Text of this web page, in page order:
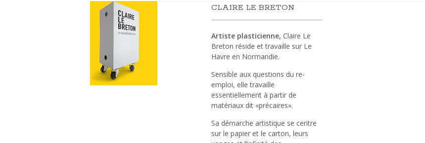
CLAIRE LE BRETON
Artiste plasticienne, Claire Le
Breton réside et travaille sur Le
Havre en Normandie.
Sensible aux questions du re-
emploi, elle travaille
essentiellement à partir de
matériaux dit «précaires».
Sa démarche artistique se centre
sur le papier et le carton, leurs